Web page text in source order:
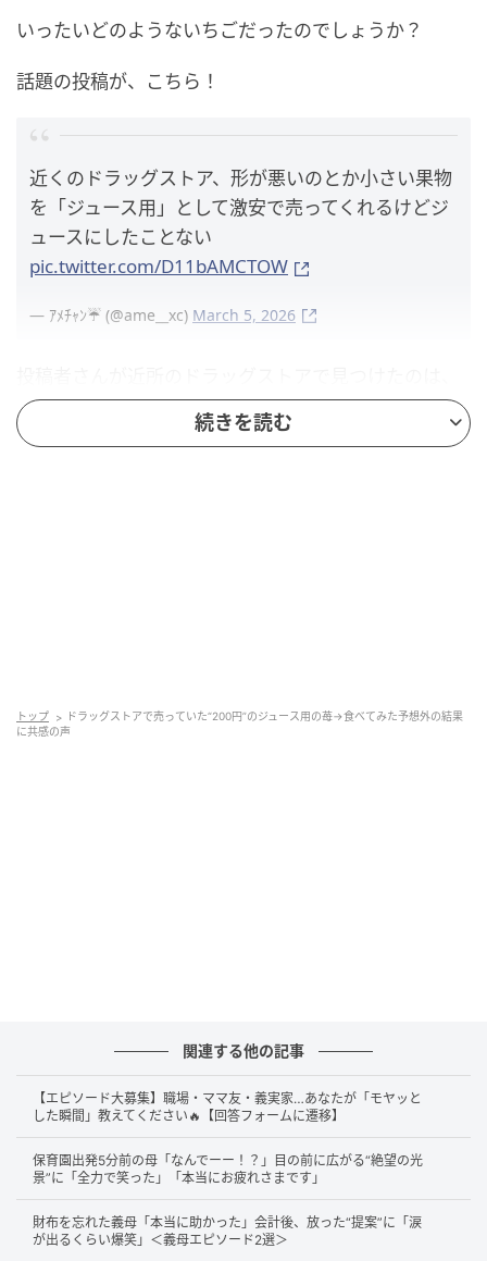
いったいどのようないちごだったのでしょうか？
話題の投稿が、こちら！
近くのドラッグストア、形が悪いのとか小さい果物
を「ジュース用」として激安で売ってくれるけどジ
ュースにしたことない
pic.twitter.com/D11bAMCTOW
— ｱﾒﾁｬﾝ☔ (@ame__xc) March 5, 2026
「ジュース用」として売られていた栃木県産のいちご
でした。少し小ぶりに見えるものの、パックにはたっ
いうラッキーな買い物になりました。
こちらの投稿には、さまざまなコメントが寄せられて
いました。
イチゴジュース作ったことありますが微妙だったのでそのまま
食べるので正解だと思います！やはり市販でジュースとして売
られていない果実はそのままが美味しいです
続きを読む
トップ
ドラッグストアで売っていた“200円”のジュース用の苺→食べてみた予想外の結果
に共感の声
関連する他の記事
【エピソード大募集】職場・ママ友・義実家…あなたが「モヤッと
した瞬間」教えてください🔥【回答フォームに遷移】
保育園出発5分前の母「なんでーー！？」目の前に広がる“絶望の光
景”に「全力で笑った」「本当にお疲れさまです」
財布を忘れた義母「本当に助かった」会計後、放った“提案”に「涙
が出るくらい爆笑」＜義母エピソード2選＞